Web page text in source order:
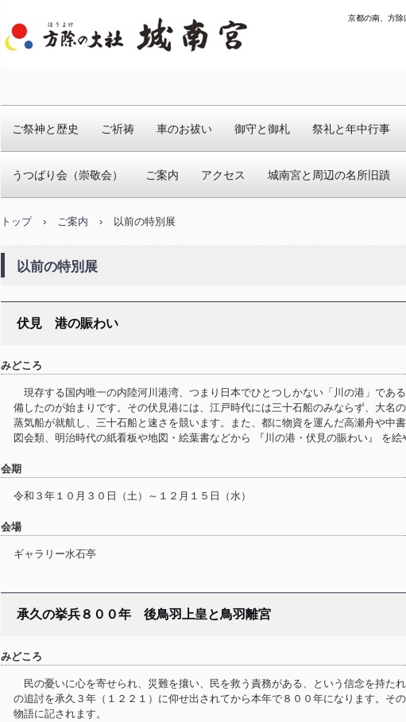
京都の南、方除
ご祭神と歴史 ご祈祷 車のお祓い 御守と御札 祭礼と年中行事
うつばり会（崇敬会） ご案内 アクセス 城南宮と周辺の名所旧蹟
トップ › ご案内 › 以前の特別展
以前の特別展
伏見 港の賑わい
みどころ
現存する国内唯一の内陸河川港湾、つまり日本でひとつしかない「川の港」であ
備したのが始まりです。その伏見港には、江戸時代には三十石船のみならず、大名
蒸気船が就航し、三十石船と速さを競います。また、都に物資を運んだ高瀬舟や中
図会類、明治時代の紙看板や地図・絵葉書などから 『川の港・伏見の賑わい』 を絵
会期
令和３年１０月３０日（土）～１２月１５日（水）
会場
ギャラリー水石亭
承久の挙兵８００年 後鳥羽上皇と鳥羽離宮
みどころ
民の憂いに心を寄せられ、災難を攘い、民を救う責務がある、という信念を持
の追討を承久３年（１２２１）に仰せ出されてから本年で８００年になります。そ
物語に記されます。